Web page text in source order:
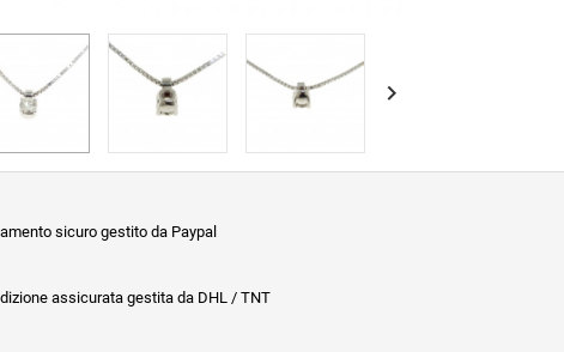

sicuro gestito da Paypal
assicurata gestita da DHL / TNT